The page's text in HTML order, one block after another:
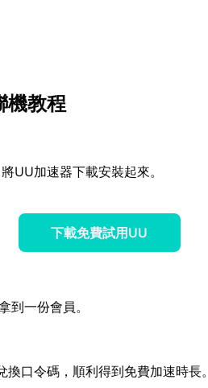
機教程
UU加速器下載安裝起來。
下載免費試用UU
到一份會員。
口令碼，順利得到免費加速時長。